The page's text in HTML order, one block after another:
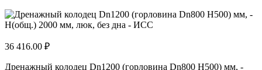
36 416.00 ₽
Дренажный колодец Dn1200 (горловина Dn800 H500) мм, -